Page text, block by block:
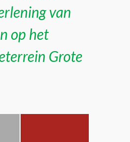
van
op het
Grote